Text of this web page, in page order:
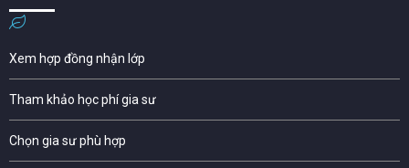
Xem hợp đồng nhận lớp
Tham khảo học phí gia sư
Chọn gia sư phù hợp